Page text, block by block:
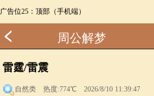
广告位25：顶部（手机端）
周公解梦
雷霆/雷震
自然类 热度:774℃ 2026/8/10 11:39:47